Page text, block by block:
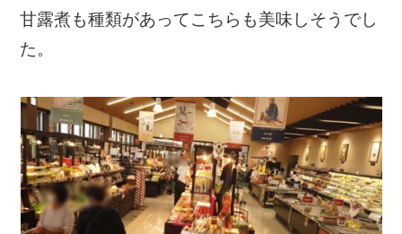
甘露煮も種類があってこちらも美味しそうでし
た。